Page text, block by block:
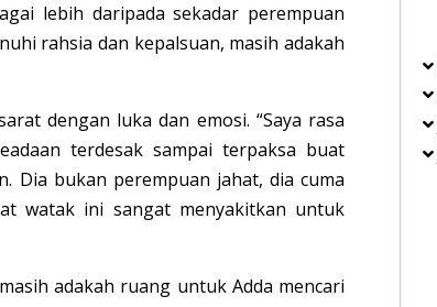
lebih daripada sekadar perempuan
rahsia dan kepalsuan, masih adakah
dengan luka dan emosi. “Saya rasa
terdesak sampai terpaksa buat
Dia bukan perempuan jahat, dia cuma
watak ini sangat menyakitkan untuk
adakah ruang untuk Adda mencari